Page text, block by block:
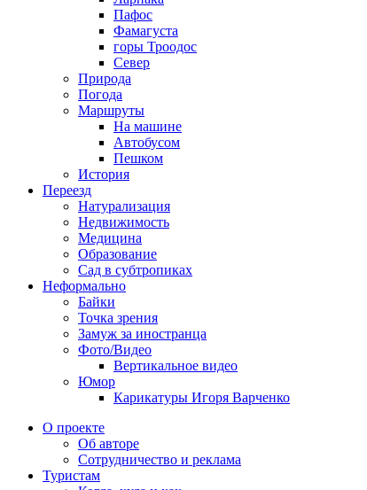
Пафос
Фамагуста
горы Троодос
Север
Природа
Погода
Маршруты
На машине
Автобусом
Пешком
История
Переезд
Натурализация
Недвижимость
Медицина
Образование
Сад в субтропиках
Неформально
Байки
Точка зрения
Замуж за иностранца
Фото/Видео
Вертикальное видео
Юмор
Карикатуры Игоря Варченко
О проекте
Об авторе
Сотрудничество и реклама
Туристам